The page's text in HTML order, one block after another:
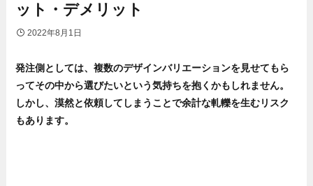
ット・デメリット
2022年8月1日
発注側としては、複数のデザインバリエーションを見せてもら
ってその中から選びたいという気持ちを抱くかもしれません。
しかし、漠然と依頼してしまうことで余計な軋轢を生むリスク
もあります。